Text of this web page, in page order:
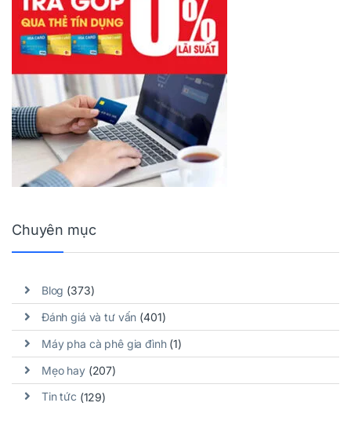
Chuyên mục
Blog (373)
Đánh giá và tư vấn (401)
Máy pha cà phê gia đình(1)
Mẹo hay(207)
Tin tức (129)